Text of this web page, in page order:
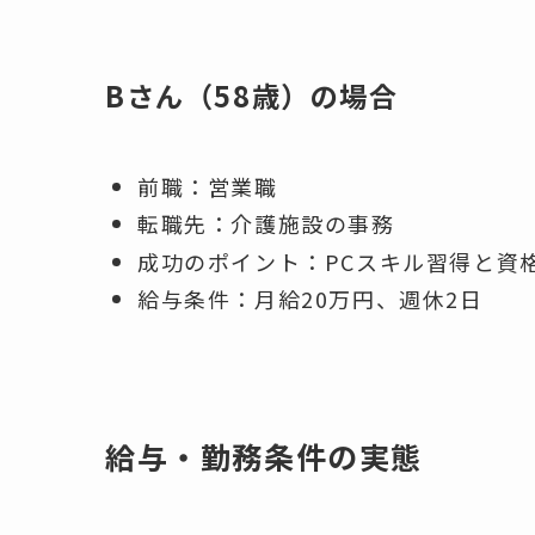
Bさん（58歳）の場合
前職：営業職
転職先：介護施設の事務
成功のポイント：PCスキル習得と資
給与条件：月給20万円、週休2日
給与・勤務条件の実態